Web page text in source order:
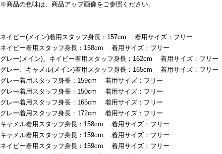
※商品の色味は、商品アップ画像をご参照ください。
ネイビー(メイン)着用スタッフ身長：157cm 着用サイズ：フリー
ネイビー着用スタッフ身長：158cm 着用サイズ：フリー
グレー(メイン)、ネイビー着用スタッフ身長：162cm 着用サイズ：フリー
グレー、キャメル(メイン)着用スタッフ身長：165cm 着用サイズ：フリー
グレー着用スタッフ身長：159cm 着用サイズ：フリー
グレー着用スタッフ身長：150cm 着用サイズ：フリー
グレー着用スタッフ身長：165cm 着用サイズ：フリー
グレー着用スタッフ身長：172cm 着用サイズ：フリー
キャメル着用スタッフ身長：158cm 着用サイズ：フリー
キャメル着用スタッフ身長：159cm 着用サイズ：フリー
ネイビー着用スタッフ身長：159cm 着用サイズ：フリー